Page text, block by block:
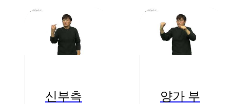
신부측
양가 부